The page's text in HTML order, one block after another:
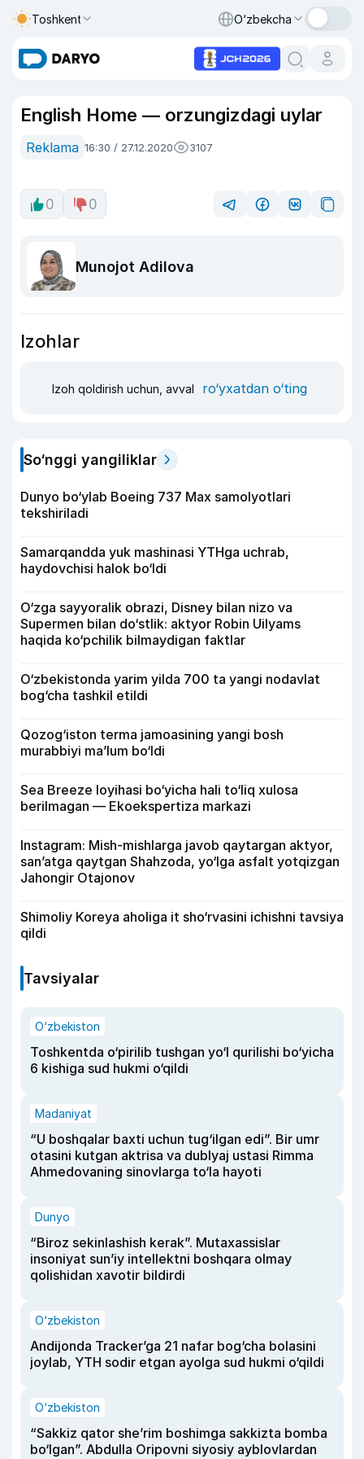
Toshkent O‘zbekcha
English Home — orzungizdagi uylar
Reklama 16:30 / 27.12.2020 3107
0 0
Munojot Adilova
Izohlar
Izoh qoldirish uchun, avval ro‘yxatdan o‘ting
So‘nggi yangiliklar
Dunyo bo‘ylab Boeing 737 Max samolyotlari
tekshiriladi
Samarqandda yuk mashinasi YTHga uchrab,
haydovchisi halok bo‘ldi
O‘zga sayyoralik obrazi, Disney bilan nizo va
Supermen bilan do‘stlik: aktyor Robin Uilyams
haqida ko‘pchilik bilmaydigan faktlar
O‘zbekistonda yarim yilda 700 ta yangi nodavlat
bog‘cha tashkil etildi
Qozog‘iston terma jamoasining yangi bosh
murabbiyi ma’lum bo‘ldi
Sea Breeze loyihasi bo‘yicha hali to‘liq xulosa
berilmagan — Ekoekspertiza markazi
Instagram: Mish-mishlarga javob qaytargan aktyor,
san’atga qaytgan Shahzoda, yo‘lga asfalt yotqizgan
Jahongir Otajonov
Shimoliy Koreya aholiga it sho‘rvasini ichishni tavsiya
qildi
Tavsiyalar
O‘zbekiston
Toshkentda o‘pirilib tushgan yo‘l qurilishi bo‘yicha
6 kishiga sud hukmi o‘qildi
Madaniyat
“U boshqalar baxti uchun tug‘ilgan edi”. Bir umr
otasini kutgan aktrisa va dublyaj ustasi Rimma
Ahmedovaning sinovlarga to‘la hayoti
Dunyo
“Biroz sekinlashish kerak”. Mutaxassislar
insoniyat sun’iy intellektni boshqara olmay
qolishidan xavotir bildirdi
O‘zbekiston
Andijonda Tracker’ga 21 nafar bog‘cha bolasini
joylab, YTH sodir etgan ayolga sud hukmi o‘qildi
O‘zbekiston
“Sakkiz qator she’rim boshimga sakkizta bomba
bo‘lgan”. Abdulla Oripovni siyosiy ayblovlardan